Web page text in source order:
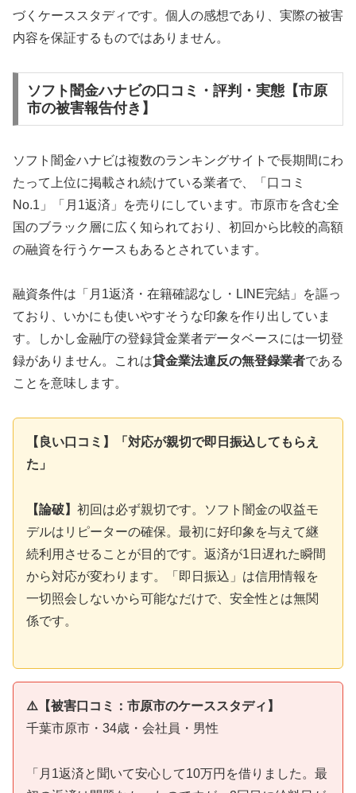
づくケーススタディです。個人の感想であり、実際の被害
内容を保証するものではありません。
ソフト闇金ハナビの口コミ・評判・実態【市原
市の被害報告付き】
ソフト闇金ハナビは複数のランキングサイトで長期間にわ
たって上位に掲載され続けている業者で、「口コミ
No.1」「月1返済」を売りにしています。市原市を含む全
国のブラック層に広く知られており、初回から比較的高額
の融資を行うケースもあるとされています。
融資条件は「月1返済・在籍確認なし・LINE完結」を謳っ
ており、いかにも使いやすそうな印象を作り出していま
す。しかし金融庁の登録貸金業者データベースには一切登
録がありません。これは貸金業法違反の無登録業者である
ことを意味します。
【良い口コミ】「対応が親切で即日振込してもらえ
た」
【論破】 初回は必ず親切です。ソフト闇金の収益モ
デルはリピーターの確保。最初に好印象を与えて継
続利用させることが目的です。返済が1日遅れた瞬間
から対応が変わります。「即日振込」は信用情報を
一切照会しないから可能なだけで、安全性とは無関
係です。
⚠️【被害口コミ：市原市のケーススタディ】
千葉市原市・34歳・会社員・男性
「月1返済と聞いて安心して10万円を借りました。最